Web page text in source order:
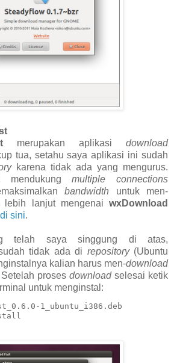
merupakan aplikasi download
tua, setahu saya aplikasi ini sudah
karena tidak ada yang mengurus.
mendukungmultiple connections
bandwidth untuk men-
lebih lanjut mengenai wxDownload
di sini.
telah saya singgung di atas,
tidak ada di repository(Ubuntu
kalian harus men-download
Setelah proses downloadselesai ketik
untuk menginstal:
1_ubuntu_i386.deb